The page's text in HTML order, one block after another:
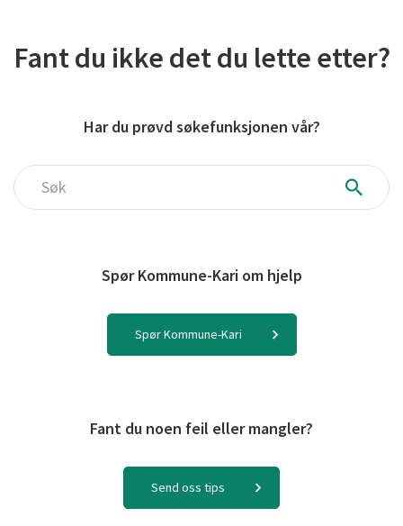
Fant du ikke det du lette etter?
Har du prøvd søkefunksjonen vår?
Søk
Spør Kommune-Kari om hjelp
Spør Kommune-Kari
Fant du noen feil eller mangler?
Send oss tips